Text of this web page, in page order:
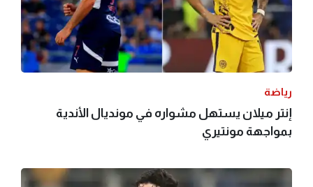
رياضة
إنتر ميلان يستهل مشواره في مونديال الأندية
بمواجهة مونتيري